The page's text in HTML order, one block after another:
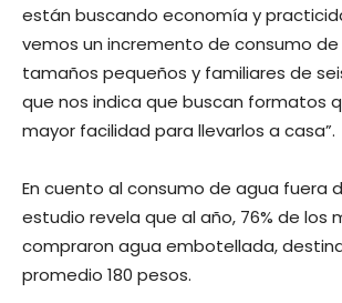
están buscando economía y
vemos un incremento de consumo
tamaños pequeños y familiares de
que nos indica que buscan formatos
mayor facilidad para llevarlos a casa”.
En cuento al consumo de agua fuera
estudio revela que al año, 76% de los
compraron agua embotellada,
promedio 180 pesos.